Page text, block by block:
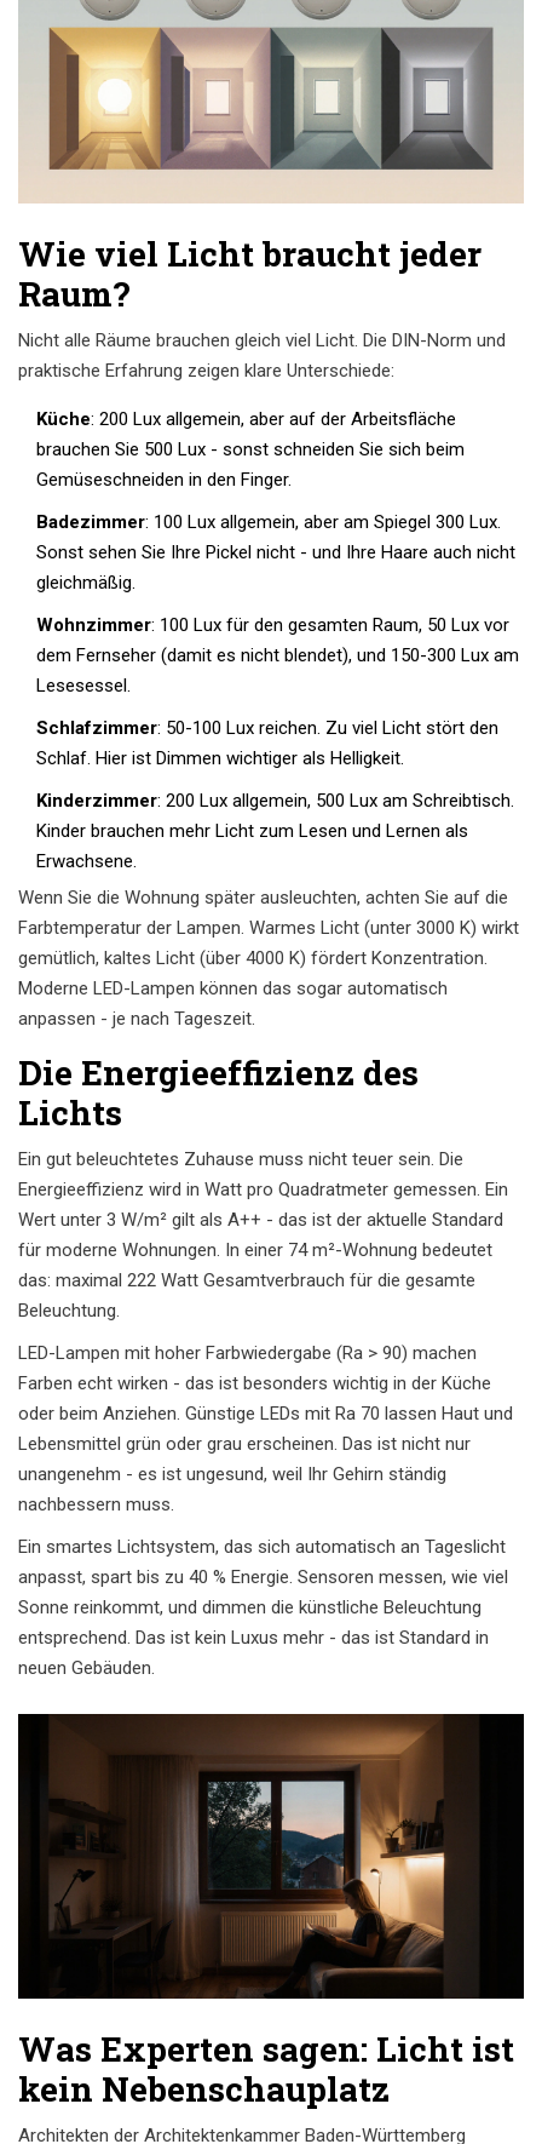
Wie viel Licht braucht jeder
Raum?
Nicht alle Räume brauchen gleich viel Licht. Die DIN-Norm und
praktische Erfahrung zeigen klare Unterschiede:
Küche: 200 Lux allgemein, aber auf der Arbeitsfläche
brauchen Sie 500 Lux - sonst schneiden Sie sich beim
Gemüseschneiden in den Finger.
Badezimmer: 100 Lux allgemein, aber am Spiegel 300 Lux.
Sonst sehen Sie Ihre Pickel nicht - und Ihre Haare auch nicht
gleichmäßig.
Wohnzimmer: 100 Lux für den gesamten Raum, 50 Lux vor
dem Fernseher (damit es nicht blendet), und 150-300 Lux am
Lesesessel.
Schlafzimmer: 50-100 Lux reichen. Zu viel Licht stört den
Schlaf. Hier ist Dimmen wichtiger als Helligkeit.
Kinderzimmer: 200 Lux allgemein, 500 Lux am Schreibtisch.
Kinder brauchen mehr Licht zum Lesen und Lernen als
Erwachsene.
Wenn Sie die Wohnung später ausleuchten, achten Sie auf die
Farbtemperatur der Lampen. Warmes Licht (unter 3000 K) wirkt
gemütlich, kaltes Licht (über 4000 K) fördert Konzentration.
Moderne LED-Lampen können das sogar automatisch
anpassen - je nach Tageszeit.
Die Energieeffizienz des
Lichts
Ein gut beleuchtetes Zuhause muss nicht teuer sein. Die
Energieeffizienz wird in Watt pro Quadratmeter gemessen. Ein
Wert unter 3 W/m² gilt als A++ - das ist der aktuelle Standard
für moderne Wohnungen. In einer 74 m²-Wohnung bedeutet
das: maximal 222 Watt Gesamtverbrauch für die gesamte
Beleuchtung.
LED-Lampen mit hoher Farbwiedergabe (Ra > 90) machen
Farben echt wirken - das ist besonders wichtig in der Küche
oder beim Anziehen. Günstige LEDs mit Ra 70 lassen Haut und
Lebensmittel grün oder grau erscheinen. Das ist nicht nur
unangenehm - es ist ungesund, weil Ihr Gehirn ständig
nachbessern muss.
Ein smartes Lichtsystem, das sich automatisch an Tageslicht
anpasst, spart bis zu 40 % Energie. Sensoren messen, wie viel
Sonne reinkommt, und dimmen die künstliche Beleuchtung
entsprechend. Das ist kein Luxus mehr - das ist Standard in
neuen Gebäuden.
Was Experten sagen: Licht ist
kein Nebenschauplatz
Architekten der Architektenkammer Baden-Württemberg